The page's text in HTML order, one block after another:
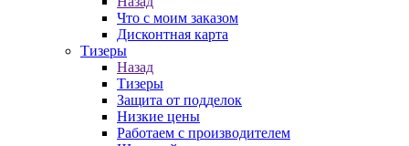
Что с моим заказом
Дисконтная карта
Тизеры
Назад
Тизеры
Защита от подделок
Низкие цены
Работаем с производителем